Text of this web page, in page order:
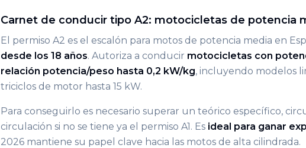
Carnet de conducir tipo A2: motocicletas de potencia
El permiso A2 es el escalón para motos de potencia media en
desde los 18 años. Autoriza a conducir motocicletas con
relación potencia/peso hasta 0,2 kW/kg, incluyendo modelos
triciclos de motor hasta 15 kW.
Para conseguirlo es necesario superar un teórico específico,
circulación si no se tiene ya el permiso A1. Es ideal para ganar
2026 mantiene su papel clave hacia las motos de alta cilindrada.